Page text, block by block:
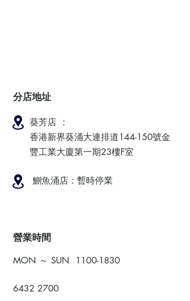
分店地址
葵芳店 ：
香港新界葵涌大連排道144-150號金
豐工業大廈第一期23樓F室
鰂魚涌店：暫時停業
​營業時間
MON ～ SUN 1100-1830
6432 2700